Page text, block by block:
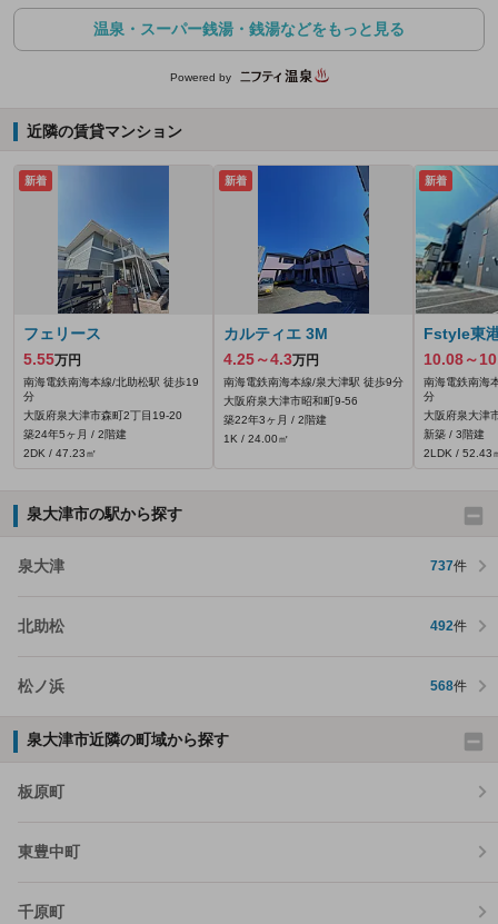
温泉・スーパー銭湯・銭湯などをもっと見る
Powered by
近隣の賃貸マンション
新着
フェリース
5.55万円
南海電鉄南海本線/北助松駅 徒歩19
分
大阪府泉大津市森町2丁目19-20
築24年5ヶ月 / 2階建
2DK / 47.23㎡
新着
カルティエ 3M
4.25～4.3万円
南海電鉄南海本線/泉大津駅 徒歩9分
大阪府泉大津市昭和町9-56
築22年3ヶ月 / 2階建
1K / 24.00㎡
新着
Fstyle東
10.08～
南海電鉄南海
分
大阪府泉大津
新築 / 3階建
2LDK / 52.43
泉大津市の駅から探す
泉大津 737件
北助松 492件
松ノ浜 568件
泉大津市近隣の町域から探す
板原町
東豊中町
千原町